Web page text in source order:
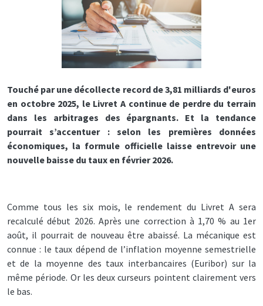
Touché par une décollecte record de 3,81 milliards d'euros
en octobre 2025, le Livret A continue de perdre du terrain
dans les arbitrages des épargnants. Et la tendance
pourrait s’accentuer : selon les premières données
économiques, la formule officielle laisse entrevoir une
nouvelle baisse du taux en février 2026.
Comme tous les six mois, le rendement du Livret A sera
recalculé début 2026. Après une correction à 1,70 % au 1er
août, il pourrait de nouveau être abaissé. La mécanique est
connue : le taux dépend de l’inflation moyenne semestrielle
et de la moyenne des taux interbancaires (Euribor) sur la
même période. Or les deux curseurs pointent clairement vers
le bas.